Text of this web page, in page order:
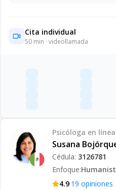
Cita individual
50 min · videollamada
Psicóloga en línea
Susana
Cédula: 3126781
Enfoque:
4.9·19 opiniones